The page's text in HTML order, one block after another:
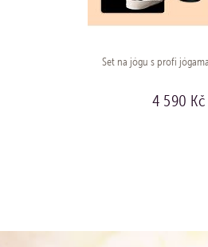
Set na jógu s profi
4 590 Kč